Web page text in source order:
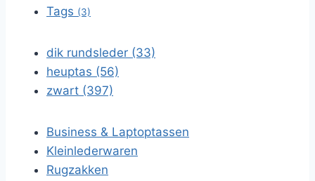
Tags (3)
dik rundsleder (33)
heuptas (56)
zwart (397)
Business & Laptoptassen
Kleinlederwaren
Rugzakken